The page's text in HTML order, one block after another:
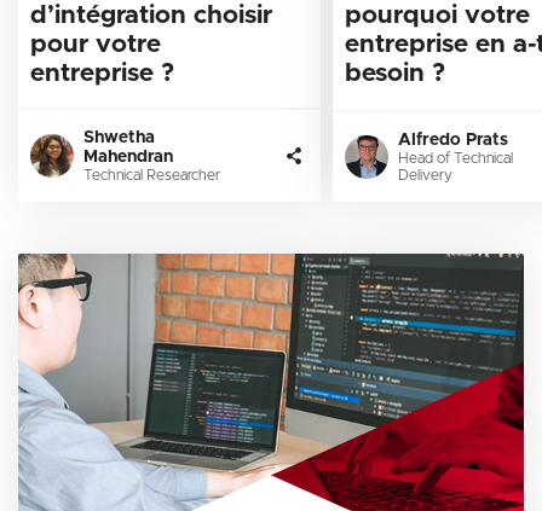
d’intégration choisir
pour votre
entreprise ?
Shwetha
Mahendran
Technical Researcher
pourquoi votre
entreprise en
besoin ?
Alfredo Prats
Head of Technical
Delivery